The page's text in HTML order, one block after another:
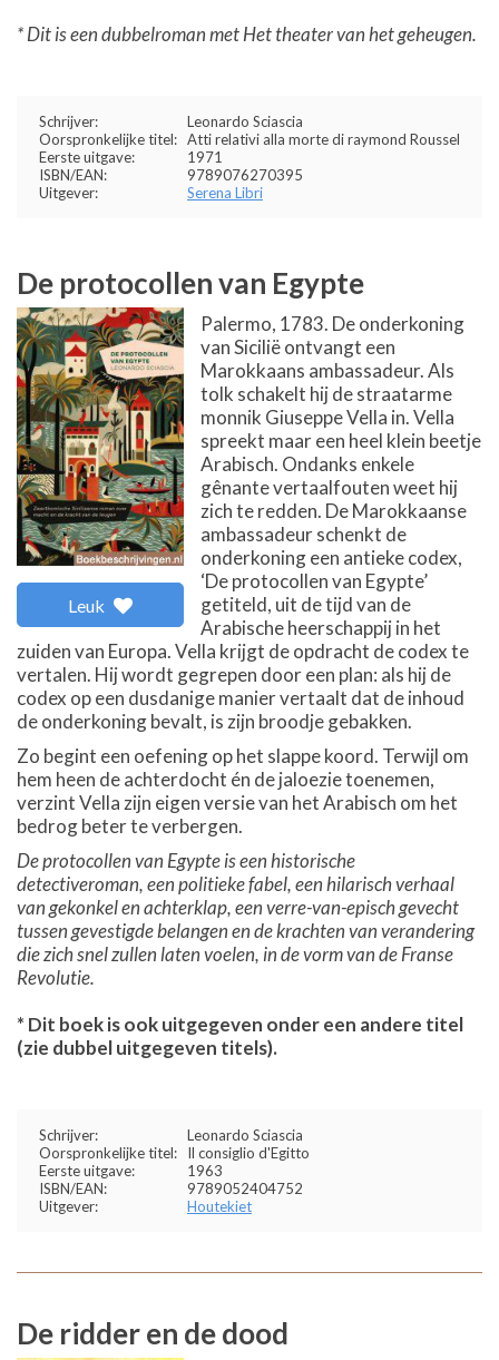
* Dit is een dubbelroman met Het theater van het geheugen.
Schrijver:
Leonardo Sciascia
Oorspronkelijke titel: Atti relativi alla morte di raymond Roussel
Eerste uitgave:
1971
ISBN/EAN:
9789076270395
Uitgever:
Serena Libri
De protocollen van Egypte
Leuk
Palermo, 1783. De onderkoning
van Sicilië ontvangt een
Marokkaans ambassadeur. Als
tolk schakelt hij de straatarme
monnik Giuseppe Vella in. Vella
spreekt maar een heel klein beetje
Arabisch. Ondanks enkele
gênante vertaalfouten weet hij
zich te redden. De Marokkaanse
ambassadeur schenkt de
onderkoning een antieke codex,
‘De protocollen van Egypte’
getiteld, uit de tijd van de
Arabische heerschappij in het
zuiden van Europa. Vella krijgt de opdracht de codex te
vertalen. Hij wordt gegrepen door een plan: als hij de
codex op een dusdanige manier vertaalt dat de inhoud
de onderkoning bevalt, is zijn broodje gebakken.
Zo begint een oefening op het slappe koord. Terwijl om
hem heen de achterdocht én de jaloezie toenemen,
verzint Vella zijn eigen versie van het Arabisch om het
bedrog beter te verbergen.
De protocollen van Egypte is een historische
detectiveroman, een politieke fabel, een hilarisch verhaal
van gekonkel en achterklap, een verre-van-episch gevecht
tussen gevestigde belangen en de krachten van verandering
die zich snel zullen laten voelen, in de vorm van de Franse
Revolutie.
* Dit boek is ook uitgegeven onder een andere titel
(zie dubbel uitgegeven titels).
Schrijver:
Leonardo Sciascia
Oorspronkelijke titel:
Il consiglio d'Egitto
Eerste uitgave:
1963
ISBN/EAN:
9789052404752
Uitgever:
Houtekiet
De ridder en de dood